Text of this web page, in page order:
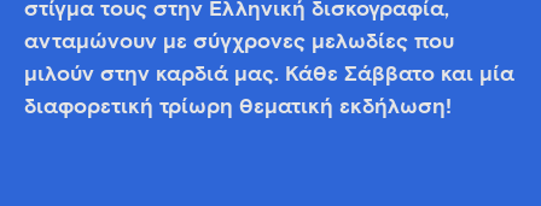
στίγμα τους στην Ελληνική δισκογραφία,
ανταμώνουν με σύγχρονες μελωδίες που
μιλούν στην καρδιά μας. Κάθε Σάββατο και μία
διαφορετική τρίωρη θεματική εκδήλωση!